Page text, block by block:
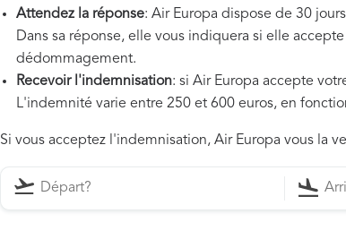
Attendez la réponse: Air Europa dispose de 30
Dans sa réponse, elle vous indiquera si elle
dédommagement.
Recevoir l'indemnisation: si Air Europa accepte
L'indemnité varie entre 250 et 600 euros, en
Si vous acceptez l'indemnisation, Air Europa vous la